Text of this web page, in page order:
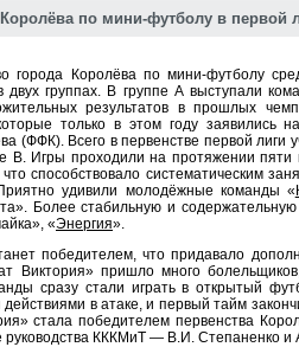
по мини-футболу в первой
Королёва по мини-футболу
двух группах. В группе А выступали
результатов в прошлых
только в этом году заявились
(ФФК). Всего в первенстве первой лиги
Игры проходили на протяжении пяти
способствовало систематическим
удивили молодёжные команды «
Более стабильную и
«Энергия».
победителем, что придавало
Виктория» пришло много
сразу стали играть в открытый
в атаке, и первый тайм
стала победителем первенства
руководства КККМиТ — В.И. Степаненко и